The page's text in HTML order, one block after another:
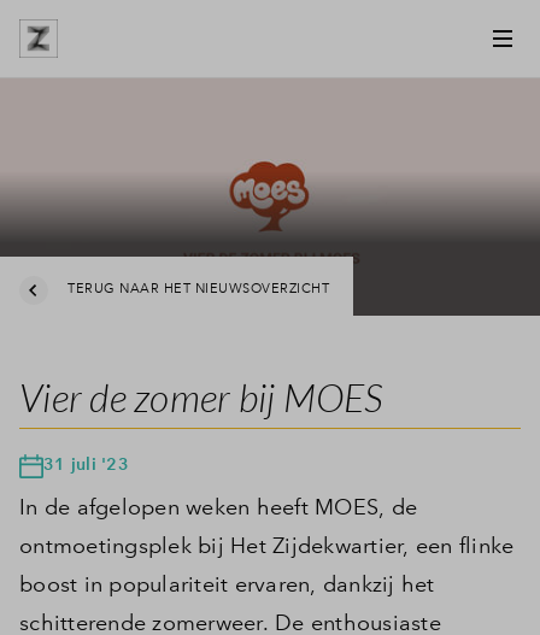
TERUG NAAR HET NIEUWSOVERZICHT
Vier de zomer bij MOES
31 juli '23
In de afgelopen weken heeft MOES, de
ontmoetingsplek bij Het Zijdekwartier, een flinke
boost in populariteit ervaren, dankzij het
schitterende zomerweer. De enthousiaste